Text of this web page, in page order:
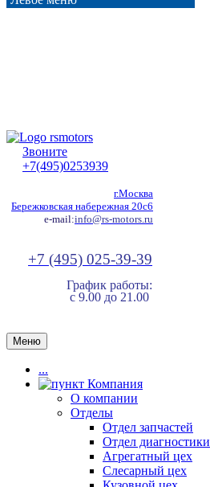
Звоните
+7(495)0253939
г.Москва
Бережковская набережная 20с6
e-mail:info@rs-motors.ru
+7 (495) 025-39-39
График работы:
с 9.00 до 21.00
Меню
...
Компания
О компании
Отделы
Отдел запчастей
Отдел диагностики
Агрегатный цех
Слесарный цех